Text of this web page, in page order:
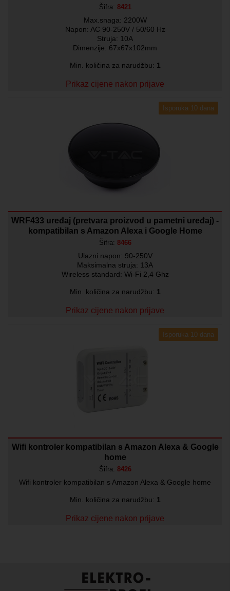
Šifra: 8421
Max.snaga: 2200W
Napon: AC 90-250V / 50/60 Hz
Struja: 10A
Dimenzije: 67x67x102mm
Min. količina za narudžbu: 1
Prikaz cijene nakon prijave
Isporuka 10 dana
WRF433 uređaj (pretvara proizvod u pametni uređaj) -
kompatibilan s Amazon Alexa i Google Home
Šifra: 8466
Ulazni napon: 90-250V
Maksimalna struja: 13A
Wireless standard: Wi-Fi 2,4 Ghz
Min. količina za narudžbu: 1
Prikaz cijene nakon prijave
Isporuka 10 dana
Wifi kontroler kompatibilan s Amazon Alexa & Google
home
Šifra: 8426
Wifi kontroler kompatibilan s Amazon Alexa & Google home
Min. količina za narudžbu: 1
Prikaz cijene nakon prijave